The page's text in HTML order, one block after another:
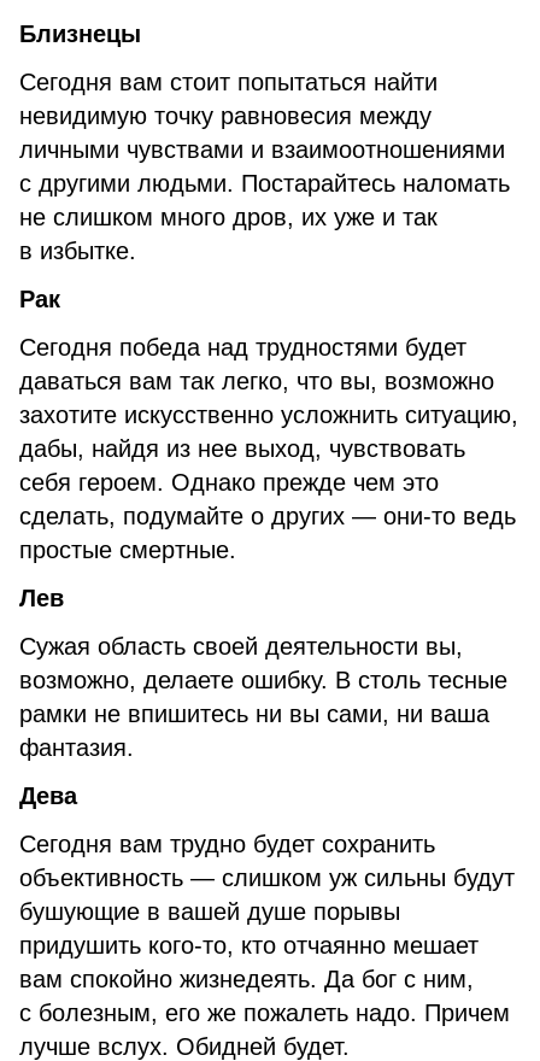
Близнецы
Сегодня вам стоит попытаться найти
невидимую точку равновесия между
личными чувствами и взаимоотношениями
с другими людьми. Постарайтесь наломать
не слишком много дров, их уже и так
в избытке.
Рак
Сегодня победа над трудностями будет
даваться вам так легко, что вы, возможно
захотите искусственно усложнить ситуацию,
дабы, найдя из нее выход, чувствовать
себя героем. Однако прежде чем это
сделать, подумайте о других — они-то ведь
простые смертные.
Лев
Сужая область своей деятельности вы,
возможно, делаете ошибку. В столь тесные
рамки не впишитесь ни вы сами, ни ваша
фантазия.
Дева
Сегодня вам трудно будет сохранить
объективность — слишком уж сильны будут
бушующие в вашей душе порывы
придушить кого-то, кто отчаянно мешает
вам спокойно жизнедеять. Да бог с ним,
с болезным, его же пожалеть надо. Причем
лучше вслух. Обидней будет.